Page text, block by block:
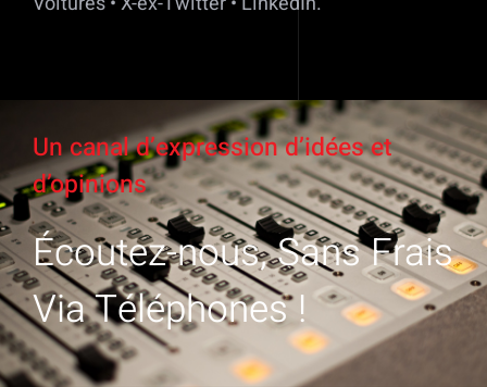
Un canal d’expression d’idées et
d’opinions
Écoutez-nous, Sans Frais
Via Téléphones !